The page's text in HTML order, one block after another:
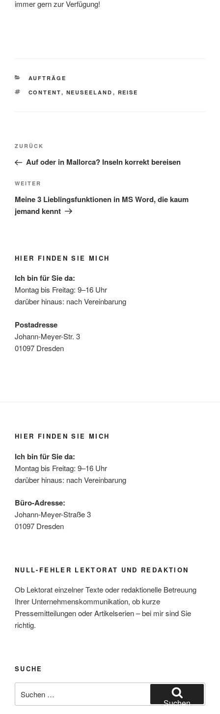
immer gern zur Verfügung!
KATEGORIEN
AUFTRÄGE
SCHLAGWÖRTER
CONTENT, NEUSEELAND , REISE
Beitragsnavigation
Vorheriger
Beitrag
ZURÜCK
Auf oder in Mallorca? Inseln korrekt bereisen
Nächster
Beitrag
WEITER
Meine 3 Lieblingsfunktionen in MS Word, die kaum
jemand kennt
HIER FINDEN SIE MICH
Ich bin für Sie da:
Montag bis Freitag: 9–16 Uhr
darüber hinaus: nach Vereinbarung
Postadresse
Johann-Meyer-Str. 3
01097 Dresden
HIER FINDEN SIE MICH
Ich bin für Sie da:
Montag bis Freitag: 9–16 Uhr
darüber hinaus: nach Vereinbarung
Büro-Adresse:
Johann-Meyer-Straße 3
01097 Dresden
NULL-FEHLER LEKTORAT UND REDAKTION
Ob Lektorat einzelner Texte oder redaktionelle Betreuung
Ihrer Unternehmenskommunikation, ob kurze
Pressemitteilungen oder Artikelserien – bei mir sind Sie
richtig.
SUCHE
nach:
Suchen